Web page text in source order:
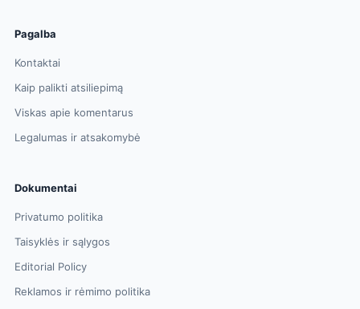
Pagalba
Kontaktai
Kaip palikti atsiliepimą
Viskas apie komentarus
Legalumas ir atsakomybė
Dokumentai
Privatumo politika
Taisyklės ir sąlygos
Editorial Policy
Reklamos ir rėmimo politika